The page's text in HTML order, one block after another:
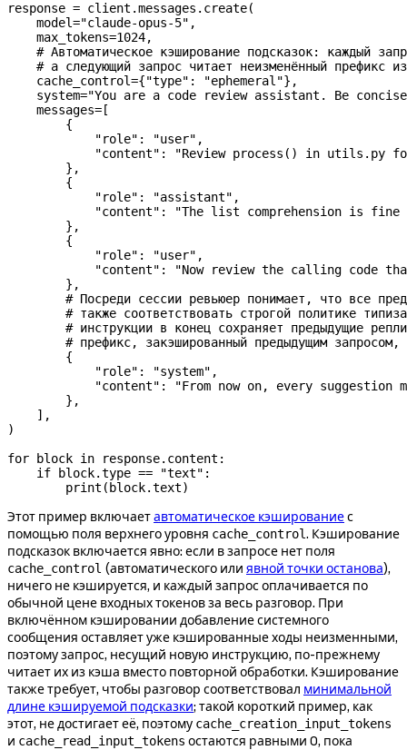
response = client.messages.create(
    model
="claude-opus-5" ,
    max_tokens
=1024,
# Автоматическое кэширование подсказок: каждый
# а следующий запрос читает неизменённый префикс
    cache_control
={"type" : "ephemeral"},
    system
="You are a code review assistant. Be
    messages
= [
        {
            "role"
: "user" ,
            "content"
:
"Review process() in utils.py
        },
        {
            "role"
: "assistant" ,
            "content"
:
"The list comprehension is
        },
        {
            "role"
: "user" ,
            "content"
:
"Now review the calling code
        },
# Посреди сессии ревьюер понимает, что все
# также соответствовать строгой политике
# инструкции в конец сохраняет предыдущие
# префикс, закэшированный предыдущим
        {
            "role"
: "system" ,
            "content"
:
"From now on, every
        },
    ],
)
for block in response.content:
    if
block.type == "text" :
        print
(block.text)
Этот пример включаетавтоматическое кэшированиес
помощью поля верхнего уровня cache_control. Кэширование
подсказок включается явно: если в запросе нет поля
cache_control (автоматического или явной точки останова),
ничего не кэшируется, и каждый запрос оплачивается по
обычной цене входных токенов за весь разговор. При
включённом кэшировании добавление системного
сообщения оставляет уже кэшированные ходы неизменными,
поэтому запрос, несущий новую инструкцию, по-прежнему
читает их из кэша вместо повторной обработки. Кэширование
также требует, чтобы разговор соответствовал минимальной
длине кэшируемой подсказки; такой короткий пример, как
этот, не достигает её, поэтому cache_creation_input_tokens
и cache_read_input_tokens остаются равными 0, пока